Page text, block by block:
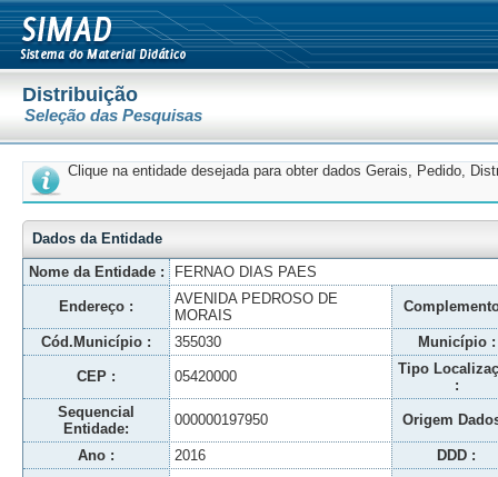
Distribuição
Seleção das Pesquisas
Clique na entidade desejada para obter dados Gerais, Pedido,
Dados da Entidade
Nome da Entidade :
FERNAO DIAS PAES
Endereço :
AVENIDA PEDROSO DE
MORAIS
Cód.Município : 355030 Município :
CEP : 05420000
Tipo
:
Sequencial
Entidade:
000000197950 Origem
Ano : 2016 DDD :